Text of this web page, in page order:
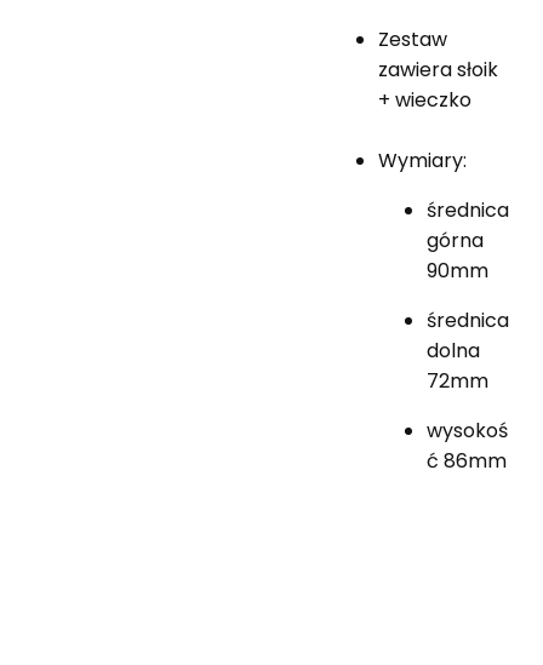
Zestaw
zawiera słoik
+ wieczko
Wymiary:
średnica
górna
90mm
średnica
dolna
72mm
wysokoś
ć 86mm